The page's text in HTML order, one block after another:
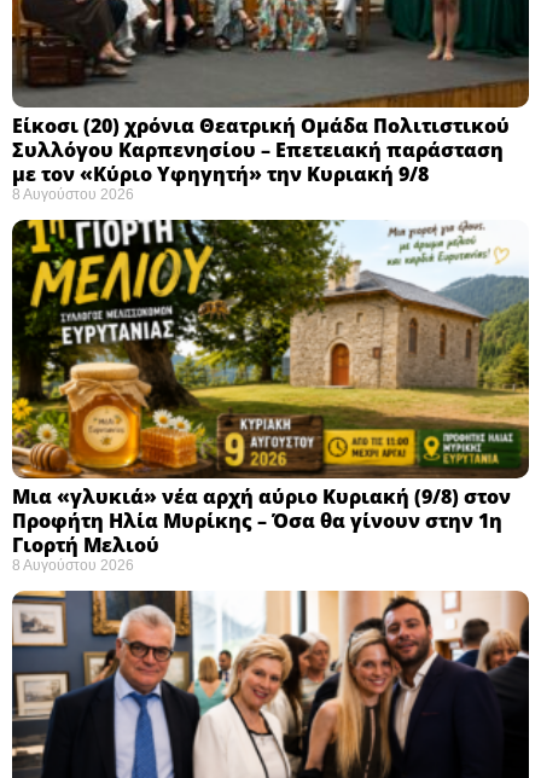
Eίκοσι (20) χρόνια Θεατρική Ομάδα Πολιτιστικού
Συλλόγου Καρπενησίου – Επετειακή παράσταση
με τον «Κύριο Υφηγητή» την Κυριακή 9/8
8 Αυγούστου 2026
Μια «γλυκιά» νέα αρχή αύριο Κυριακή (9/8) στον
Προφήτη Ηλία Μυρίκης – Όσα θα γίνουν στην 1η
Γιορτή Μελιού
8 Αυγούστου 2026